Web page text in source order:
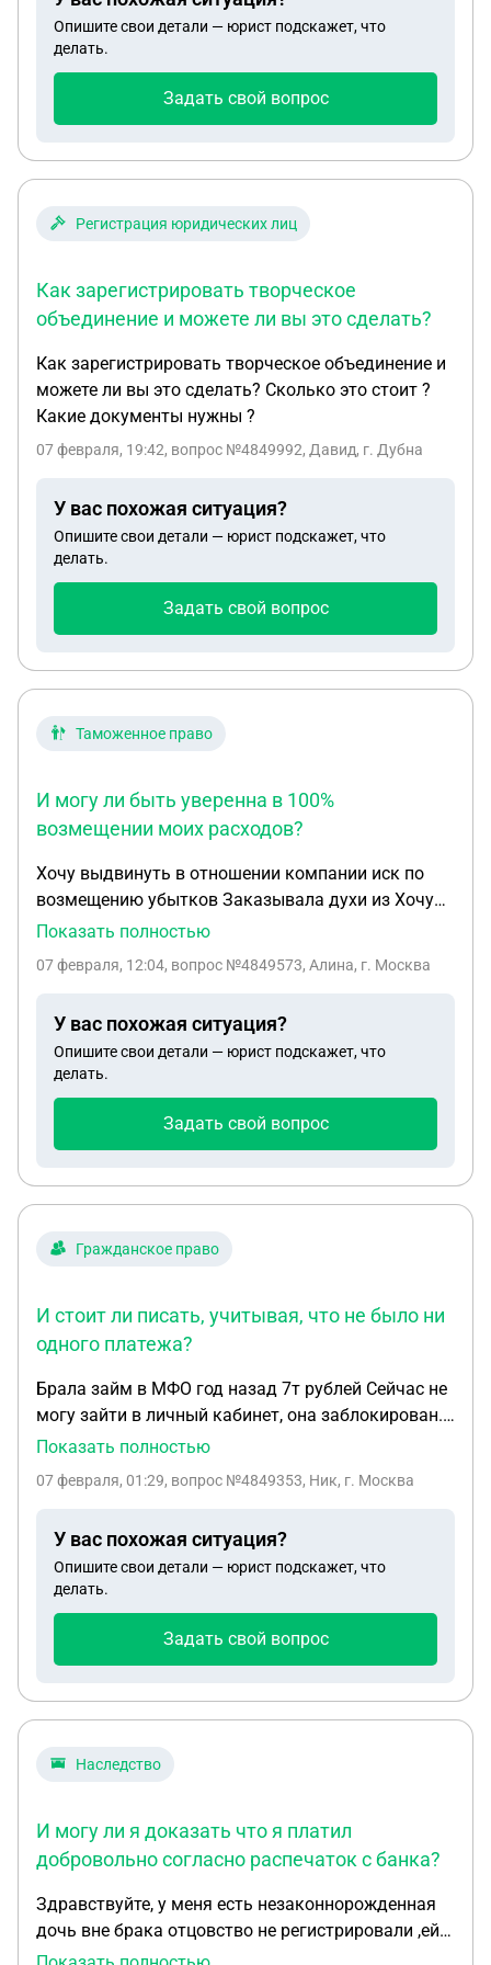
бирже Bybit продает криптовалюту через свое ИП.
И оплату принимает через QR-код. Причем оквэд
у него такой: 62.09 (Деятельность, связанная с
использованием вычислительной техники и
информационных технологий. Вопрос следующий,
ИП? И могу ли я тоже открыть ИП и таким же
Опишите свои детали — юрист подскажет, что
делать.
Задать свой вопрос
Регистрация юридических лиц
Как зарегистрировать творческое
объединение и можете ли вы это сделать?
Как зарегистрировать творческое объединение и
можете ли вы это сделать? Сколько это стоит ?
Какие документы нужны ?
07 февраля, 19:42, вопрос №4849992, Давид, г. Дубна
У вас похожая ситуация?
Опишите свои детали — юрист подскажет, что
делать.
Задать свой вопрос
Таможенное право
И могу ли быть уверенна в 100%
возмещении моих расходов?
Хочу выдвинуть в отношении компании иск по
возмещению убытков Заказывала духи из Хочу
выдвинуть в отношении компании иск по
заграницы. Компания должна была ее привезти,
месяца утверждают что заказ застрял на
таможенной проверке. Какие документы нужны
для подачи иска? и могу ли быть уверенна в 100%
Показать полностью
07 февраля, 12:04, вопрос №4849573, Алина, г. Москва
У вас похожая ситуация?
Опишите свои детали — юрист подскажет, что
делать.
Задать свой вопрос
Гражданское право
И стоит ли писать, учитывая, что не было ни
одного платежа?
Брала займ в МФО год назад 7т рублей Сейчас не
могу зайти в личный кабинет, она заблокирован.
На сайте написано, о том, что долг продан в
висит окно с суммой к оплате 61т рублей Что
закону максимально проценты могут быть от
суммы займа до 130% + не помню почту, на
которую регистрировалась, повлияет ли это как-
писать, учитывая, что не было ни одного платежа?
Показать полностью
07 февраля, 01:29, вопрос №4849353, Ник, г. Москва
У вас похожая ситуация?
Опишите свои детали — юрист подскажет, что
делать.
Задать свой вопрос
Наследство
И могу ли я доказать что я платил
добровольно согласно распечаток с банка?
Здравствуйте, у меня есть незаконнорожденная
дочь вне брака отцовство не регистрировали ,ей
сейчас 23 года учиться в университете , сейчас